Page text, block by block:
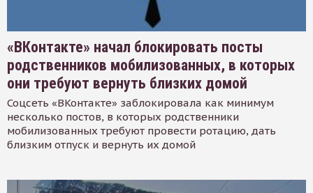
«ВКонтакте» начал блокировать посты
родственников мобилизованных, в которых
они требуют вернуть близких домой
Соцсеть «ВКонтакте» заблокировала как минимум
несколько постов, в которых родственники
мобилизованных требуют провести ротацию, дать
близким отпуск и вернуть их домой